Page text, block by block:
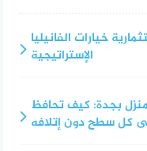
خيارات الفانيليا
الإستراتيجية
بجدة: كيف تحافظ
كل سطح دون إتلافه